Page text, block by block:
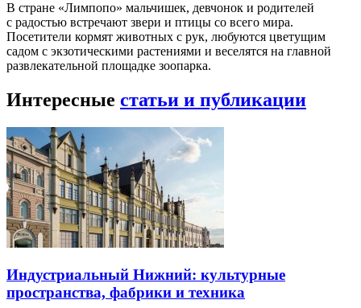
В стране «Лимпопо» мальчишек, девчонок и родителей
с радостью встречают звери и птицы со всего мира.
Посетители кормят животных с рук, любуются цветущим
садом с экзотическими растениями и веселятся на главной
развлекательной площадке зоопарка.
Интересные статьи и публикации
Индустриальный Нижний: культурные
пространства, фабрики и техника